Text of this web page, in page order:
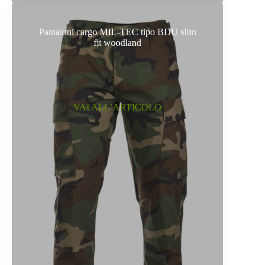
Pantaloni cargo MIL-TEC tipo BDU slim
fit woodland
VAI ALL’ARTICOLO